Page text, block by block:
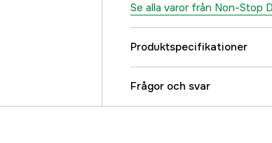
Se alla varor från Non-Stop
Produktspecifikationer
Typ av täcke
Frågor och svar